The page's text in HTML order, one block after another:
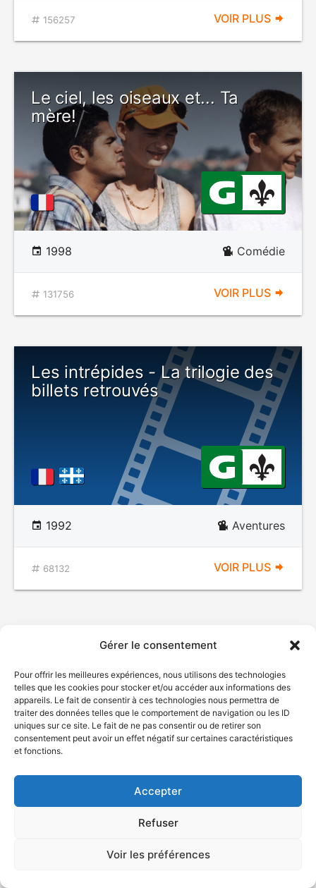
Gérer le consentement
Pour offrir les meilleures expériences, nous utilisons des technologies
telles que les cookies pour stocker et/ou accéder aux informations des
appareils. Le fait de consentir à ces technologies nous permettra de
traiter des données telles que le comportement de navigation ou les ID
uniques sur ce site. Le fait de ne pas consentir ou de retirer son
consentement peut avoir un effet négatif sur certaines caractéristiques
et fonctions.
Accepter
Refuser
Voir les préférences
156257 VOIR PLUS
Le ciel, les oiseaux et... Ta
mère!
1998 Comédie
131756 VOIR PLUS
Les intrépides - La trilogie des
billets retrouvés
1992 Aventures
68132 VOIR PLUS
© Gouvernement du Québec, 2026
Plan du site
Accessibilité
Accès à l'information
Déclaration de services